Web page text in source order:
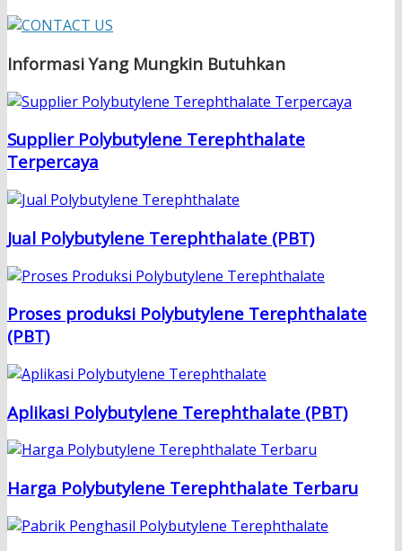
Informasi Yang Mungkin Butuhkan
Supplier Polybutylene Terephthalate
Terpercaya
Jual Polybutylene Terephthalate (PBT)
Proses produksi Polybutylene Terephthalate
(PBT)
Aplikasi Polybutylene Terephthalate (PBT)
Harga Polybutylene Terephthalate Terbaru